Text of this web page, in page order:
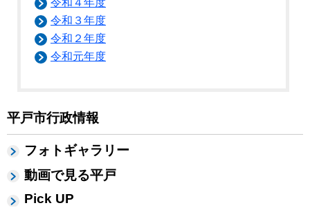
平戸市行政情報
フォトギャラリー
動画で見る平戸
Pick UP
令和４年度
令和３年度
令和２年度
令和元年度